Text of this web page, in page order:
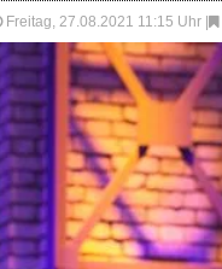
Freitag, 27.08.2021 11:15 Uhr